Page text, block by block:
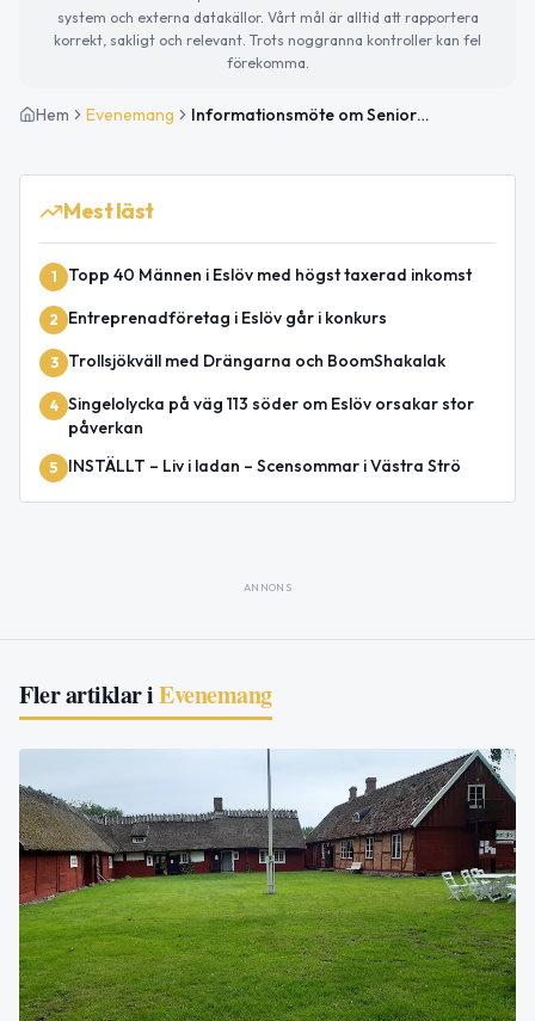
system och externa datakällor. Vårt mål är alltid att rapportera
korrekt, sakligt och relevant. Trots noggranna kontroller kan fel
förekomma.
Hem Evenemang Informationsmöte om Senior Sport School
Mest läst
1 Topp 40 Männen i Eslöv med högst taxerad inkomst
2 Entreprenadföretag i Eslöv går i konkurs
3 Trollsjökväll med Drängarna och BoomShakalak
4 Singelolycka på väg 113 söder om Eslöv orsakar stor
påverkan
5 INSTÄLLT – Liv i ladan – Scensommar i Västra Strö
ANNONS
Fler artiklar iEvenemang